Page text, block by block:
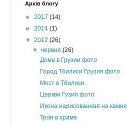
Архів блогу
► 2017 (14)
► 2014 (1)
▼ 2012 (26)
▼червня(26)
Дома в Грузии фото
Город Тбилиси Грузия фото
Мост в Тбилиси
Церкви Гузии фото
Икона нарисованная на камне
Трон в храме